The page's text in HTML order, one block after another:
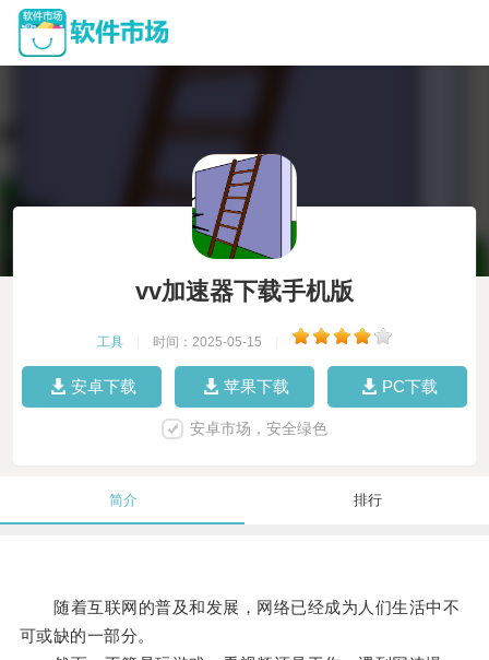
vv加速器下载手机版
工具 时间：2025-05-15
安卓下载 苹果下载 PC下载
安卓市场，安全绿色
简介 排行
随着互联网的普及和发展，网络已经成为人们生活中不
可或缺的一部分。